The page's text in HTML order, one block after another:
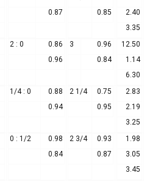
0.87
0.85
2.40
3.35
2 : 0
0.86
0.96
3
0.96
0.84
12.50
1.14
6.30
1/4 : 0
0.88
0.94
2 1/4
0.75
0.95
2.83
2.19
3.25
0 : 1/2
0.98
0.84
2 3/4
0.93
0.87
1.98
3.05
3.45